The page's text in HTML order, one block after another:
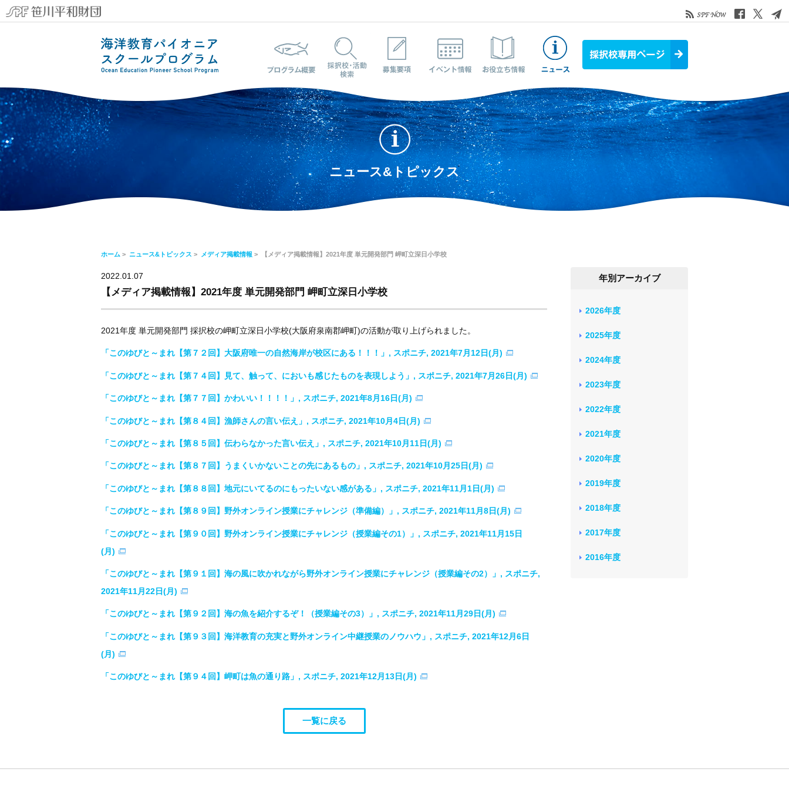
ニュース&トピックス
ホーム > ニュース&トピックス > メディア掲載情報 > 【メディア掲載情報】2021年度 単元開発部門 岬町立深日小学校
2022.01.07
【メディア掲載情報】2021年度 単元開発部門 岬町立深日小学校
2021年度 単元開発部門 採択校の岬町立深日小学校(大阪府泉南郡岬町)の活動が取り上げられました。
「このゆびと～まれ【第７２回】大阪府唯一の自然海岸が校区にある！！！」, スポニチ, 2021年7月12日(月)
「このゆびと～まれ【第７４回】見て、触って、においも感じたものを表現しよう」, スポニチ, 2021年7月26日(月)
「このゆびと～まれ【第７７回】かわいい！！！！」, スポニチ, 2021年8月16日(月)
「このゆびと～まれ【第８４回】漁師さんの言い伝え」, スポニチ, 2021年10月4日(月)
「このゆびと～まれ【第８５回】伝わらなかった言い伝え」, スポニチ, 2021年10月11日(月)
「このゆびと～まれ【第８７回】うまくいかないことの先にあるもの」, スポニチ, 2021年10月25日(月)
「このゆびと～まれ【第８８回】地元にいてるのにもったいない感がある」, スポニチ, 2021年11月1日(月)
「このゆびと～まれ【第８９回】野外オンライン授業にチャレンジ（準備編）」, スポニチ, 2021年11月8日(月)
「このゆびと～まれ【第９０回】野外オンライン授業にチャレンジ（授業編その1）」, スポニチ, 2021年11月15日
(月)
「このゆびと～まれ【第９１回】海の風に吹かれながら野外オンライン授業にチャレンジ（授業編その2）」, スポニチ,
2021年11月22日(月)
「このゆびと～まれ【第９２回】海の魚を紹介するぞ！（授業編その3）」, スポニチ, 2021年11月29日(月)
「このゆびと～まれ【第９３回】海洋教育の充実と野外オンライン中継授業のノウハウ」, スポニチ, 2021年12月6日
(月)
「このゆびと～まれ【第９４回】岬町は魚の通り路」, スポニチ, 2021年12月13日(月)
一覧に戻る
年別アーカイブ
2026年度
2025年度
2024年度
2023年度
2022年度
2021年度
2020年度
2019年度
2018年度
2017年度
2016年度